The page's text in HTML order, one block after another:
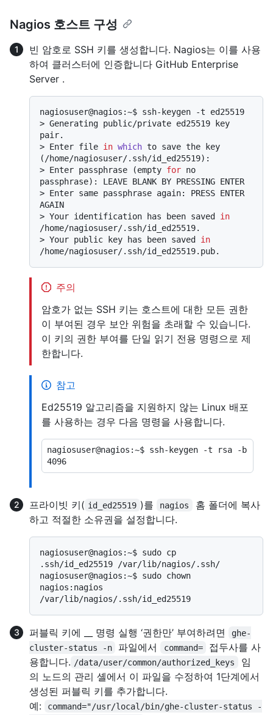
Nagios 호스트 구성
빈 암호로 SSH 키를 생성합니다. Nagios는 이를 사용
하여 클러스터에 인증합니다 GitHub Enterprise
Server .
> Generating public/private ed25519 key
pair.
> Enter file in which to save the key
(/home/nagiosuser/.ssh/id_ed25519):
> Enter passphrase (empty for no
passphrase): LEAVE BLANK BY PRESSING ENTER
> Enter same passphrase again: PRESS ENTER
AGAIN
> Your identification has been saved in
/home/nagiosuser/.ssh/id_ed25519.
> Your public key has been saved in
/home/nagiosuser/.ssh/id_ed25519.pub.
주의
암호가 없는 SSH 키는 호스트에 대한 모든 권한
이 부여된 경우 보안 위험을 초래할 수 있습니다.
이 키의 권한 부여를 단일 읽기 전용 명령으로 제
한합니다.
참고
Ed25519 알고리즘을 지원하지 않는 Linux 배포
를 사용하는 경우 다음 명령을 사용합니다.
nagiosuser@nagios:~$ ssh-keygen -t rsa -b
프라이빗 키( id_ed25519 )를 nagios
홈 폴더에 복사
하고 적절한 소유권을 설정합니다.
nagiosuser@nagios:~$ sudo cp
.ssh/id_ed25519 /var/lib/nagios/.ssh/
nagiosuser@nagios:~$ sudo chown
nagios:nagios
퍼블릭 키에 __ 명령 실행 ‘권한만’ 부여하려면
ghe-
cluster-status -n
파일에서 command=
접두사를 사
용합니다. /data/user/common/authorized_keys
임
의 노드의 관리 셸에서 이 파일을 수정하여 1단계에서
생성된 퍼블릭 키를 추가합니다.
예:
command="/usr/local/bin/ghe-cluster-status -